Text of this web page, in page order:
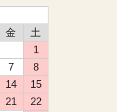
金
土
1
7
8
14
15
21
22